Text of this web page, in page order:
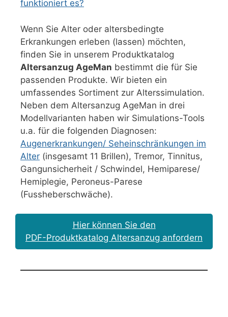
funktioniert es?
Wenn Sie Alter oder altersbedingte
Erkrankungen erleben (lassen) möchten,
finden Sie in unserem Produktkatalog
Altersanzug AgeMan bestimmt die für Sie
passenden Produkte. Wir bieten ein
umfassendes Sortiment zur Alterssimulation.
Neben dem Altersanzug AgeMan in drei
Modellvarianten haben wir Simulations-Tools
u.a. für die folgenden Diagnosen:
Augenerkrankungen/ Seheinschränkungen im
Alter (insgesamt 11 Brillen), Tremor, Tinnitus,
Gangunsicherheit / Schwindel, Hemiparese/
Hemiplegie, Peroneus-Parese
(Fussheberschwäche).
Hier können Sie den
PDF-Produktkatalog Altersanzug anfordern